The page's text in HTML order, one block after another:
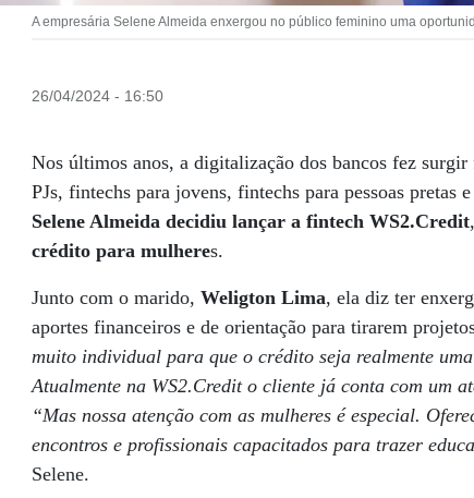
A empresária Selene Almeida enxergou no público feminino uma
26/04/2024 - 16:50
Nos últimos anos, a digitalização dos bancos fez
PJs, fintechs para jovens, fintechs para pessoas pretas
Selene Almeida decidiu lançar a fintech WS2.Credit
crédito para mulheres.
Junto com o marido,Weligton Lima, ela diz ter
aportes financeiros e de orientação para tirarem
muito individual para que o crédito seja realmente
Atualmente na WS2.Credit o cliente já conta com um
“Mas nossa atenção com as mulheres é especial.
encontros e profissionais capacitados para trazer
Selene.